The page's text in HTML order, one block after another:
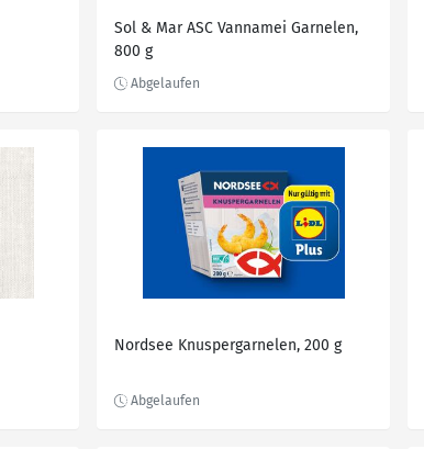
Sol & Mar ASC Vannamei Garnelen,
800 g
Nordsee Knuspergarnelen, 200 g